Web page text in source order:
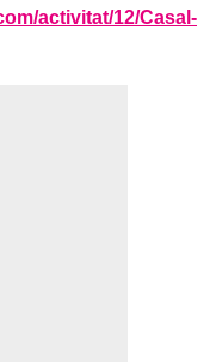
activitat/12/Casal-